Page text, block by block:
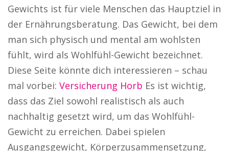
Gewichts ist für viele Menschen das Hauptziel in
der Ernährungsberatung. Das Gewicht, bei dem
man sich physisch und mental am wohlsten
fühlt, wird als Wohlfühl-Gewicht bezeichnet.
Diese Seite könnte dich interessieren – schau
mal vorbei: Versicherung Horb Es ist wichtig,
dass das Ziel sowohl realistisch als auch
nachhaltig gesetzt wird, um das Wohlfühl-
Gewicht zu erreichen. Dabei spielen
Ausgangsgewicht, Körperzusammensetzung,